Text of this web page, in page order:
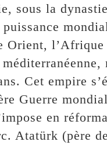
sous la
Orient,
Cet empire
Guerre
en
Atatürk (père